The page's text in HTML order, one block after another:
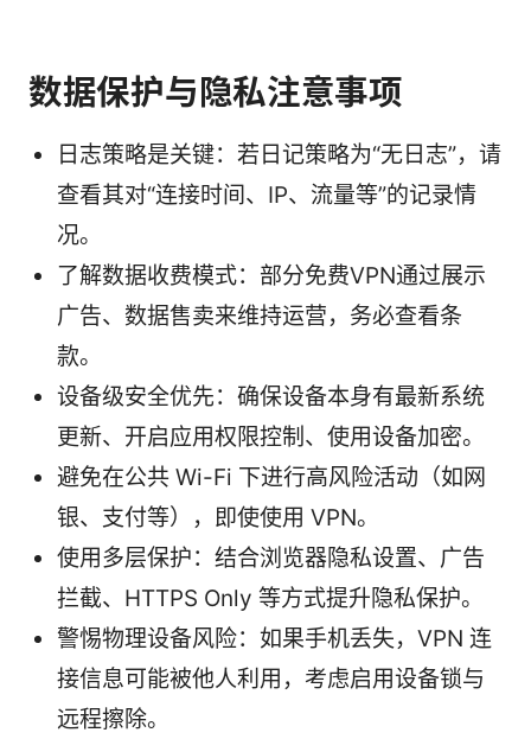
数据保护与隐私注意事项
日志策略是关键：若日记策略为“无日志”，请
查看其对“连接时间、IP、流量等”的记录情
况。
了解数据收费模式：部分免费VPN通过展示
广告、数据售卖来维持运营，务必查看条
款。
设备级安全优先：确保设备本身有最新系统
更新、开启应用权限控制、使用设备加密。
避免在公共 Wi-Fi 下进行高风险活动（如网
银、支付等），即使使用 VPN。
使用多层保护：结合浏览器隐私设置、广告
拦截、HTTPS Only 等方式提升隐私保护。
警惕物理设备风险：如果手机丢失，VPN 连
接信息可能被他人利用，考虑启用设备锁与
远程擦除。